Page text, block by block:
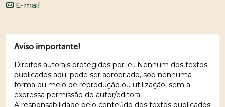
E-mail
Aviso importante!
Direitos autorais protegidos por lei. Nenhum dos textos
publicados aqui pode ser apropriado, sob nenhuma
forma ou meio de reprodução ou utilização, sem a
expressa permissão do autor/editora.
A responsabilidade pelo conteúdo dos textos publicados